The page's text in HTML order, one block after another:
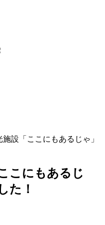
設「ここにもあるじゃ」
こにもあるじ
た！